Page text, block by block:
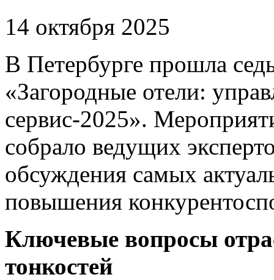
14 октября 2025
В Петербурге прошла
«Загородные отели:
сервис-2025».
собрало ведущих
обсуждения самых
повышения
Ключевые вопросы
тонкостей